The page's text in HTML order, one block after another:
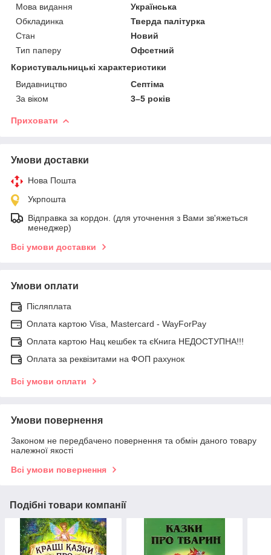
Мова видання
Українська
Обкладинка
Тверда палітурка
Стан
Новий
Тип паперу
Офсетний
Користувальницькі характеристики
Видавництво
Септіма
За віком
3–5 років
Приховати
Умови доставки
Нова Пошта
Укрпошта
Відправка за кордон. (для уточнення з Вами зв'яжеться
менеджер)
Всі умови доставки
Умови оплати
Післяплата
Оплата картою Visa, Mastercard - WayForPay
Оплата картою Нац кешбек та єКнига НЕДОСТУПНА!!!
Оплата за реквізитами на ФОП рахунок
Всі умови оплати
Умови повернення
Законом не передбачено повернення та обмін даного товару
належної якості
Всі умови повернення
Подібні товари компанії